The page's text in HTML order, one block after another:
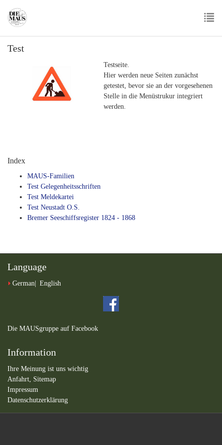
main
Test
Testseite.
Hier werden neue Seiten zunächst
getestet, bevor sie an der vorgesehenen
Stelle in die Menüstrukur integriert
werden.
Index
MAUS-Familien
Test Gelegenheitsschriften
Test Meldekartei
Test Neustadt O.S.
Bremer Seeschiffsregister 1824 - 1868
Language
German English
Die MAUSgruppe auf Facebook
Information
Ihre Meinung ist uns wichtig
Anfahrt, Sitemap
Impressum
Datenschutzerklärung